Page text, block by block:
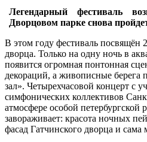
Легендарный фестиваль
Дворцовом парке снова
В этом году фестиваль посвящён
дворца. Только на одну ночь в
появится огромная понтонная
декораций, а живописные берега
зал». Четырехчасовой концерт с
симфонических коллективов
атмосфере особой петербургской
завораживает: красота ночных
фасад Гатчинского дворца и сама